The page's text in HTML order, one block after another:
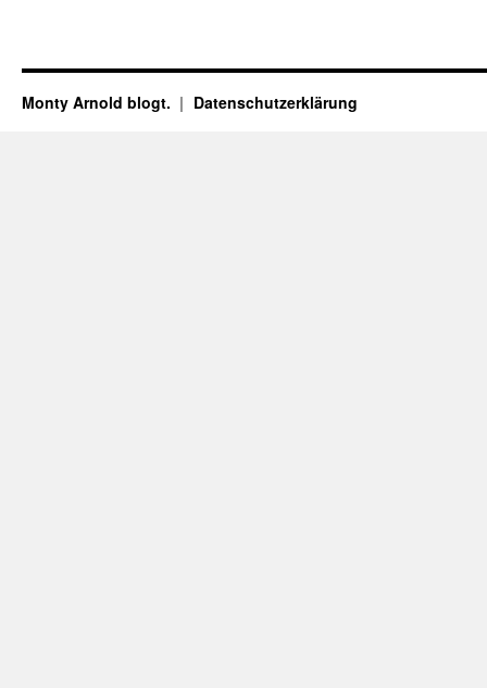
Monty Arnold blogt. Datenschutz­erklärung